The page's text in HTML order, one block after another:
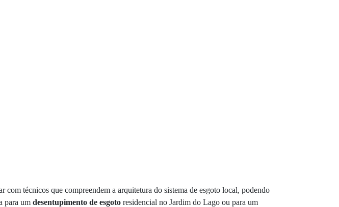
com técnicos que compreendem a arquitetura do sistema de esgoto local, podendo
para um desentupimento de esgoto residencial no Jardim do Lago ou para um